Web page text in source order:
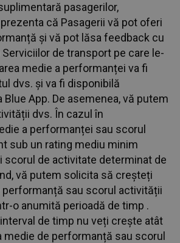
pasagerilor,
că Pasagerii vă pot oferi
și vă pot lăsa feedback cu
de transport pe care le-
medie a performanței va fi
dvs. și va fi disponibilă
Blue App. De asemenea, vă putem
dvs. În cazul în
a performanței sau scorul
sub un rating mediu minim
scorul de activitate determinat de
vă putem solicita să creșteți
performanță sau scorul activității
o anumită perioadă de timp .
de timp nu veți crește atât
medie de performanță sau scorul